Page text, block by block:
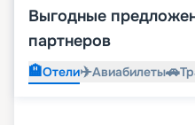
Выгодные
партнеров
🏨Отели✈️Авиабилеты🚗